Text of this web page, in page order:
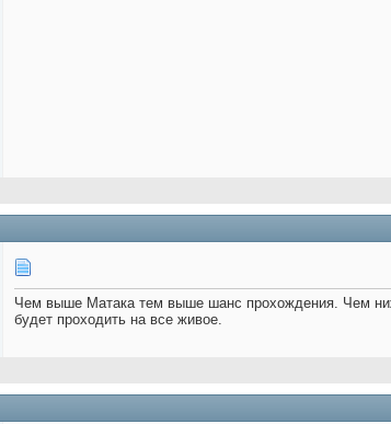
Чем выше Матака тем выше шанс прохождения. Чем
будет проходить на все живое.